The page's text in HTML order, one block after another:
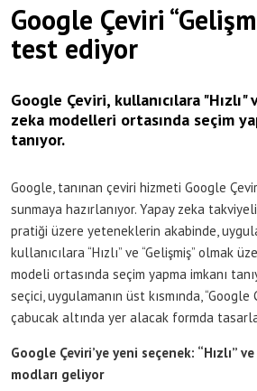
Google Çeviri
test ediyor
Google Çeviri, kullanıcılara
zeka modelleri ortasında seçim
tanıyor.
Google, tanınan çeviri hizmeti Google
sunmaya hazırlanıyor. Yapay zeka
pratiği üzere yeteneklerin akabinde,
kullanıcılara “Hızlı” ve “Gelişmiş” olmak
modeli ortasında seçim yapma imkanı
seçici, uygulamanın üst kısmında, “Google
çabucak altında yer alacak formda
Google Çeviri’ye yeni seçenek: “Hızlı”
modları geliyor